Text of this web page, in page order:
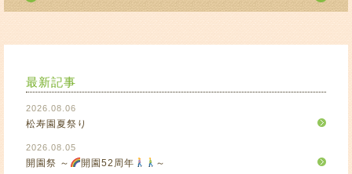
最新記事
2026.08.06
松寿園夏祭り
2026.08.05
開園祭 ～ 開園52周年 ～